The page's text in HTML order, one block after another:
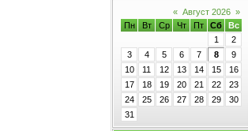
« Август 2026 »
Пн
Вт Ср Чт Пт Сб
Вс
1
2
3
4 5 6 7 8
9
10
11 12 13 14 15
16
17
18 19 20 21 22
23
24
25 26 27 28 29
30
31